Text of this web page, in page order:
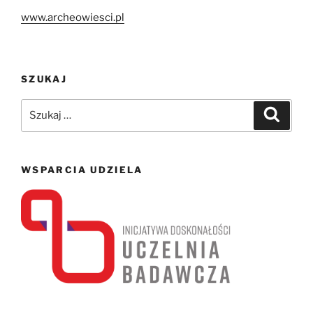
www.archeowiesci.pl
SZUKAJ
WSPARCIA UDZIELA